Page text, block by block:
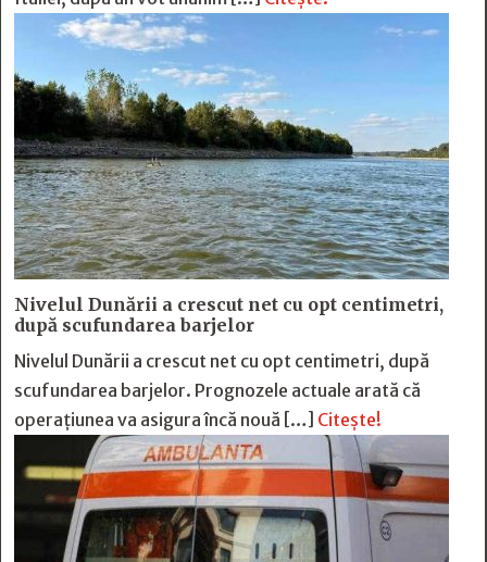
Nivelul Dunării a crescut net cu opt centimetri,
după scufundarea barjelor
Nivelul Dunării a crescut net cu opt centimetri, după
scufundarea barjelor. Prognozele actuale arată că
operațiunea va asigura încă nouă […] Citește!